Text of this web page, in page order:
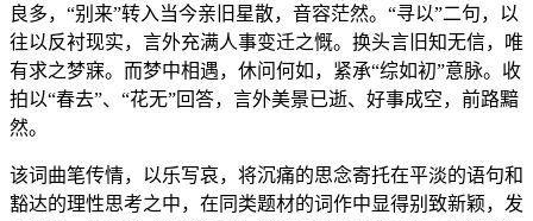
良多，“别来”转入当今亲旧星散，音容茫然。“寻以”二句，以
往以反衬现实，言外充满人事变迁之慨。换头言旧知无信，唯
有求之梦寐。而梦中相遇，休问何如，紧承“综如初”意脉。收
拍以“春去”、“花无”回答，言外美景已逝、好事成空，前路黯
然。
该词曲笔传情，以乐写哀，将沉痛的思念寄托在平淡的语句和
豁达的理性思考之中，在同类题材的词作中显得别致新颖，发